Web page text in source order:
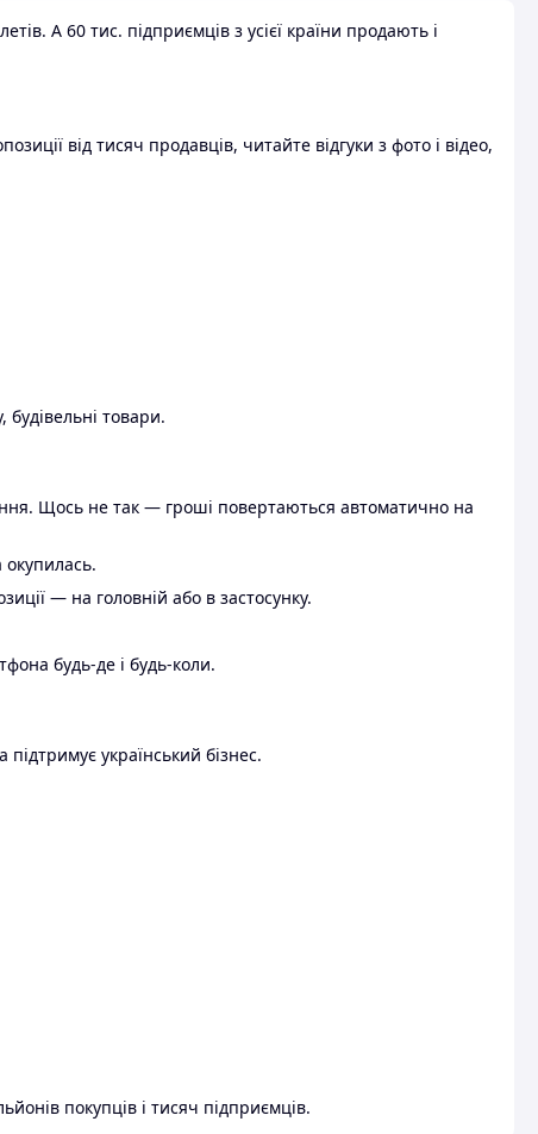
А 60 тис. підприємців з усієї країни продають і
від тисяч продавців, читайте відгуки з фото і відео,
товари.
Щось не так — гроші повертаються автоматично на
окупилась.
— на головній або в застосунку.
будь-де і будь-коли.
український бізнес.
покупців і тисяч підприємців.